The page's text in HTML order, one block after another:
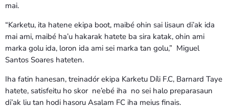
mai.
“Karketu, ita hatene ekipa boot, maibé ohin sai lisaun di’ak ida
mai ami, maibé ha’u hakarak hatete ba sira katak, ohin ami
marka golu ida, loron ida ami sei marka tan golu,” Miguel
Santos Soares hateten.
Iha fatin hanesan, treinadór ekipa Karketu Díli F.C, Barnard Taye
hatete, satisfeitu ho skor ne’ebé iha no sei halo preparasaun
di’ak liu tan hodi hasoru Asalam FC iha meius finais.